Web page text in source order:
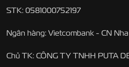
STK: 0581000752197
Ngân hàng: Vietcombank - CN
Chủ TK: CÔNG TY TNHH PUTA